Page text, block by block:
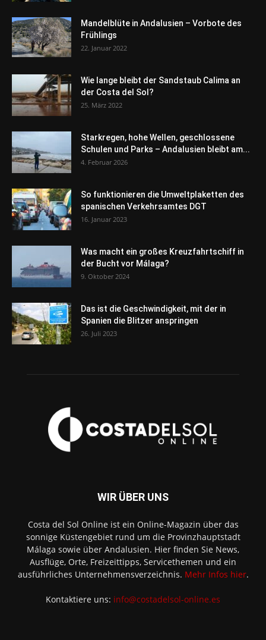
Mandelblüte in Andalusien – Vorbote des
Frühlings
22. Januar 2022
Wie lange bleibt der Sandstaub Calima an
der Costa del Sol?
25. März 2022
Starkregen, hohe Wellen, geschlossene
Schulen und Parks – Andalusien bleibt am...
4. Februar 2026
So funktionieren die Umweltplaketten des
spanischen Verkehrsamtes DGT
16. Januar 2023
Was macht ein großes Kreuzfahrtschiff in
der Bucht vor Málaga?
9. Oktober 2024
Das ist die Geschwindigkeit, mit der in
Spanien die Blitzer anspringen
26. Juli 2023
WIR ÜBER UNS
Costa del Sol Online ist ein Online-Magazin über das
sonnige Küstengebiet rund um die Provinzhauptstadt
Málaga sowie über Andalusien. Hier finden Sie News,
Ausflüge, Orte, Freizeittipps, Servicethemen und ein
ausführliches Unternehmensverzeichnis. Mehr Infos hier.
Kontaktiere uns: info@costadelsol-online.es